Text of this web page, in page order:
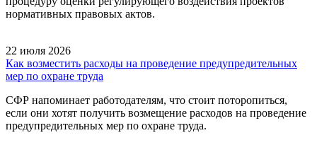
нормативных правовых актов.
22 июля 2026
Как возместить расходы на проведение предупредительных
мер по охране труда
СФР напоминает работодателям, что стоит поторопиться,
если они хотят получить возмещение расходов на проведение
предупредительных мер по охране труда.